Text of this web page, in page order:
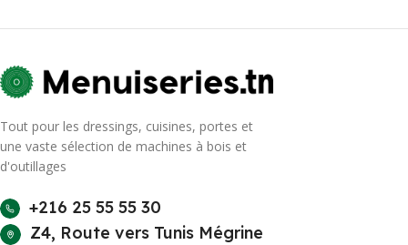
Tout pour les dressings, cuisines, portes et
une vaste sélection de machines à bois et
d'outillages
+216 25 55 55 30
Z4, Route vers Tunis Mégrine